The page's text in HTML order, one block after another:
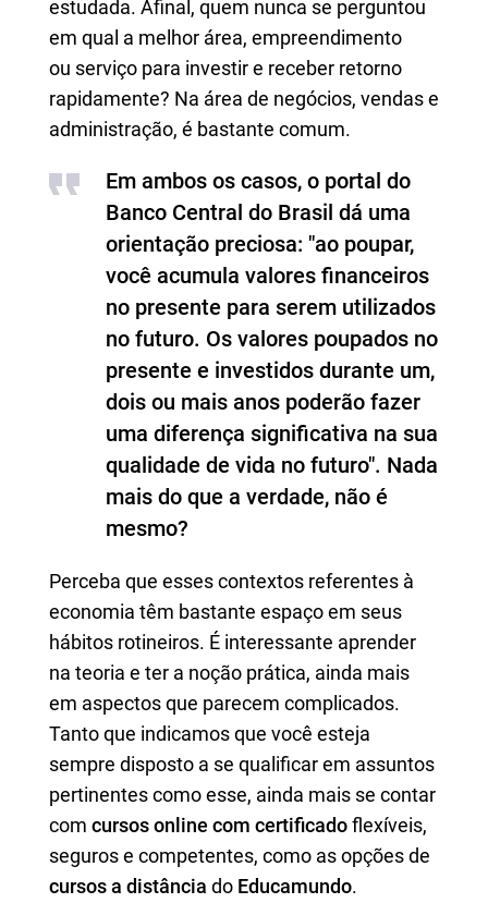
estudada. Afinal, quem nunca se perguntou
em qual a melhor área, empreendimento
ou serviço para investir e receber retorno
rapidamente? Na área de negócios, vendas e
administração, é bastante comum.
Em ambos os casos, o portal do
Banco Central do Brasil dá uma
orientação preciosa: "ao poupar,
você acumula valores financeiros
no presente para serem utilizados
no futuro. Os valores poupados no
presente e investidos durante um,
dois ou mais anos poderão fazer
uma diferença significativa na sua
qualidade de vida no futuro". Nada
mais do que a verdade, não é
mesmo?
Perceba que esses contextos referentes à
economia têm bastante espaço em seus
hábitos rotineiros. É interessante aprender
na teoria e ter a noção prática, ainda mais
em aspectos que parecem complicados.
Tanto que indicamos que você esteja
sempre disposto a se qualificar em assuntos
pertinentes como esse, ainda mais se contar
com cursos online com certificadoflexíveis,
seguros e competentes, como as opções de
cursos a distância do Educamundo.